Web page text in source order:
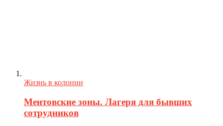
Жизнь в колонии
Ментовские зоны. Лагеря для бывших
сотрудников